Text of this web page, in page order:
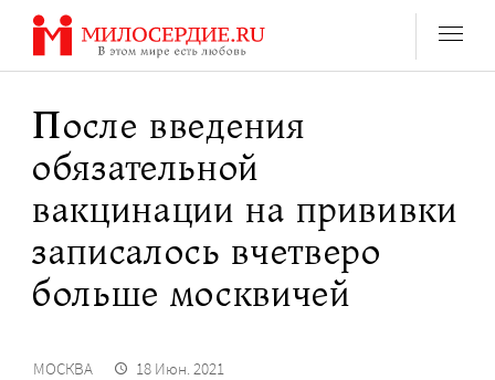
Перейти
содержанию
После введения
обязательной
вакцинации на прививки
записалось вчетверо
больше москвичей
МОСКВА 18 Июн. 2021